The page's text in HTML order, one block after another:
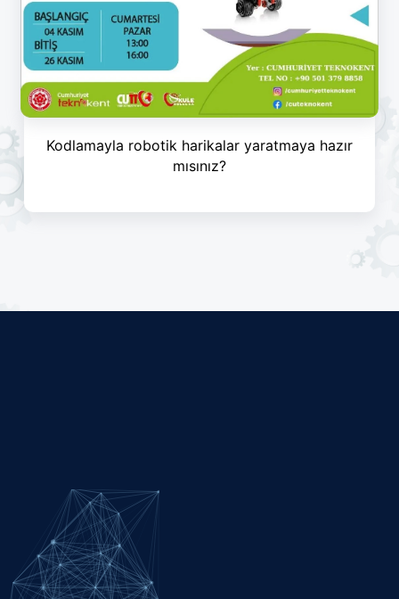
Kodlamayla robotik harikalar yaratmaya hazır
mısınız?